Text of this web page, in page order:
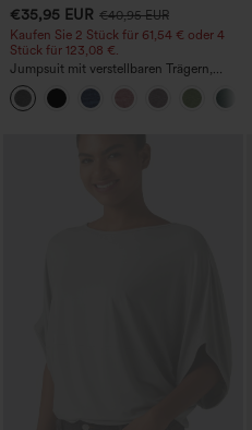
€35,95 EUR €40,95 EUR
Kaufen Sie 2 Stück für 61,54 € oder 4
Stück für 123,08 €.
Jumpsuit mit verstellbaren Trägern,
gerafftem Detail, weitem Bein und
meliertem Stoff, lässig, mit Taschen -
Easy Peezy